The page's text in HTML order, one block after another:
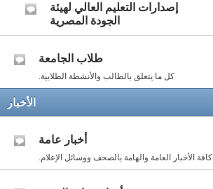
إصدارات التعليم العالي لهيئة
الجودة المصرية
طلاب الجامعة
كل ما يتعلق بالطالب والأنشطة الطلابية.
الأخبار
أخبار عامة
كافة الأخبار العامة والهامة بالصحف ووسائل الإعلام.